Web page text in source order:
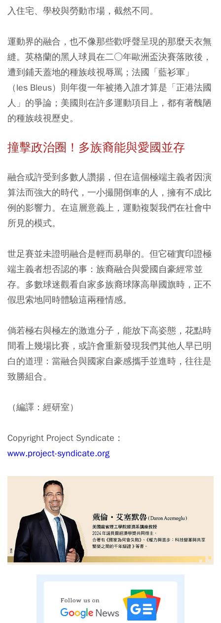
入住宅、學校與勞動市場，截然不同。
運動界的融合，也不像那些歡呼聲呈現的那麼天衣無
縫。英格蘭的黑人球員在二○年歐洲盃決賽落敗後，
遭到鋪天蓋地的種族歧視辱罵；法國「藍衫軍」
（les Bleus）則年復一年被捲入誰才算是「正港法國
人」的爭論；美國則在許多運動項目上，都有著醜陋
的種族歧視歷史。
撞擊政治圈！多族裔能與愛國並存
融合或許受到多數人讚揚，但在這個極端主義者因演
算法而強大的時代，一小撮開倒車的人，擁有不成比
例的影響力。在這層意義上，運動複製我們在社會中
所見的模式。
世足賽並未證明融合是輕而易舉的。但它確實印證極
端主義者想否認的事：族裔融合與愛國自豪經常並
存。多數球迷觀看自家多族裔球隊高舉國旗時，正不
假思索地同時體驗這兩種情感。
倘若極右與極左的激進分子，能放下高姿態，花點時
間看上幾場比賽，或許會重新發現我們其他人早已明
白的道理：當融合與國家自豪感攜手並進時，往往是
致勝組合。
（編譯：經研室）
Copyright Project Syndicate：
www.project-syndicate.org